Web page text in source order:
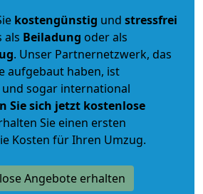
kostengünstig und stressfrei
als Beiladung oder als
. Unser Partnernetzwerk, das
aufgebaut haben, ist
sogar international
Sie sich jetzt kostenlose
Sie einen ersten
Kosten für Ihren Umzug.
Angebote erhalten